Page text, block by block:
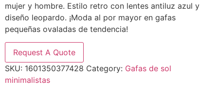
mujer y hombre. Estilo retro con lentes antiluz azul y
diseño leopardo. ¡Moda al por mayor en gafas
pequeñas ovaladas de tendencia!
Request A Quote
SKU: 1601350377428 Category: Gafas de sol
minimalistas